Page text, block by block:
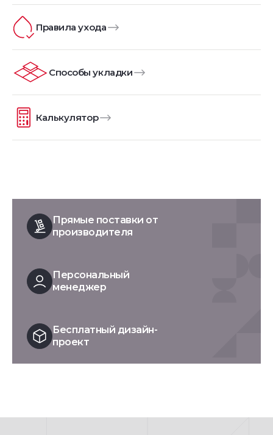
Правила ухода
Способы укладки
Калькулятор
Прямые поставки от
производителя
Персональный
менеджер
Бесплатный дизайн-
проект